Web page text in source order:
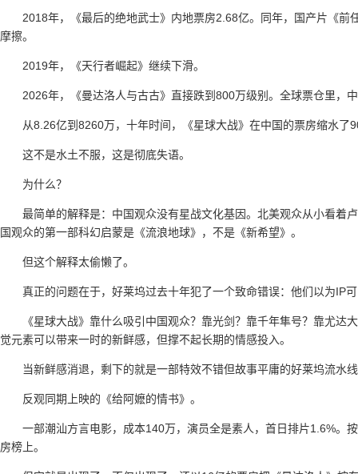
2018年，《最后的绝地武士》内地票房2.68亿。同年，国产片《
摩擦。
2019年，《天行者崛起》继续下滑。
2026年，《曼达洛人与古古》直接跌到800万级别。全球票仓里，
从8.26亿到8260万，十年时间，《星球大战》在中国的票房缩水了
这不是水土不服，这是彻底失语。
为什么？
最简单的解释是：中国观众没有星战文化基因。北美观众从小看着
国观众的第一部科幻启蒙是《流浪地球》，不是《新希望》。
但这个解释太偷懒了。
真正的问题在于，好莱坞过去十年犯了一个致命错误：他们以为IP
《星球大战》靠什么吸引中国观众？靠光剑？靠千年隼号？靠尤
觉元素可以带来一时的新鲜感，但撑不起长期的情感投入。
当新鲜感消退，剩下的就是一部特效不错但故事平庸的好莱坞流水
反观同期上映的《给阿嬷的情书》。
一部潮汕方言电影，成本140万，演员全是素人，首日排片1.6%。
房榜上。